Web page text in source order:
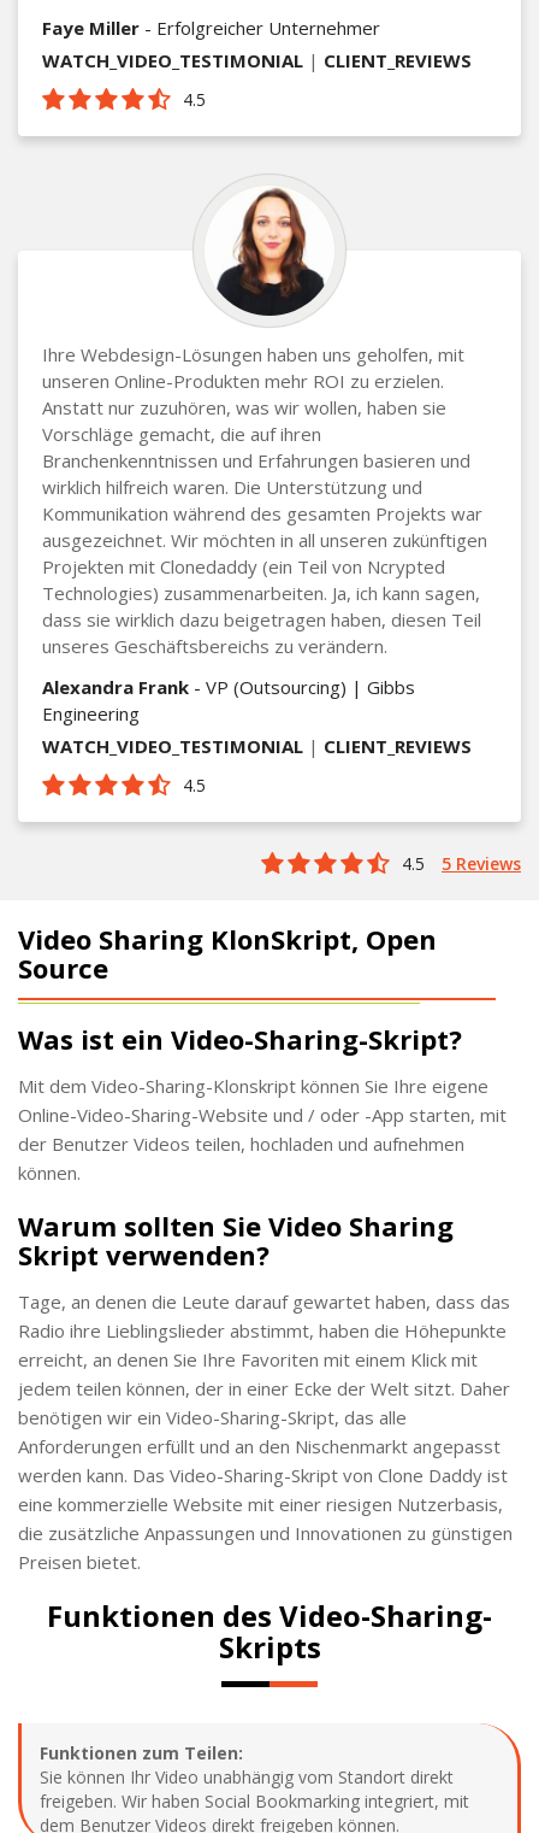
Faye Miller - Erfolgreicher Unternehmer
WATCH_VIDEO_TESTIMONIAL | CLIENT_REVIEWS
4.5
Ihre Webdesign-Lösungen haben uns geholfen, mit
unseren Online-Produkten mehr ROI zu erzielen.
Anstatt nur zuzuhören, was wir wollen, haben sie
Vorschläge gemacht, die auf ihren
Branchenkenntnissen und Erfahrungen basieren und
wirklich hilfreich waren. Die Unterstützung und
Kommunikation während des gesamten Projekts war
ausgezeichnet. Wir möchten in all unseren zukünftigen
Projekten mit Clonedaddy (ein Teil von Ncrypted
Technologies) zusammenarbeiten. Ja, ich kann sagen,
dass sie wirklich dazu beigetragen haben, diesen Teil
unseres Geschäftsbereichs zu verändern.
Alexandra Frank - VP (Outsourcing) | Gibbs
Engineering
WATCH_VIDEO_TESTIMONIAL | CLIENT_REVIEWS
4.5
4.5 5 Reviews
Video Sharing KlonSkript, Open
Source
Was ist ein Video-Sharing-Skript?
Mit dem Video-Sharing-Klonskript können Sie Ihre eigene
Online-Video-Sharing-Website und / oder -App starten, mit
der Benutzer Videos teilen, hochladen und aufnehmen
können.
Warum sollten Sie Video Sharing
Skript verwenden?
Tage, an denen die Leute darauf gewartet haben, dass das
Radio ihre Lieblingslieder abstimmt, haben die Höhepunkte
erreicht, an denen Sie Ihre Favoriten mit einem Klick mit
jedem teilen können, der in einer Ecke der Welt sitzt. Daher
benötigen wir ein Video-Sharing-Skript, das alle
Anforderungen erfüllt und an den Nischenmarkt angepasst
werden kann. Das Video-Sharing-Skript von Clone Daddy ist
eine kommerzielle Website mit einer riesigen Nutzerbasis,
die zusätzliche Anpassungen und Innovationen zu günstigen
Preisen bietet.
Funktionen des Video-Sharing-
Skripts
Funktionen zum Teilen:
Sie können Ihr Video unabhängig vom Standort direkt
freigeben. Wir haben Social Bookmarking integriert, mit
dem Benutzer Videos direkt freigeben können.